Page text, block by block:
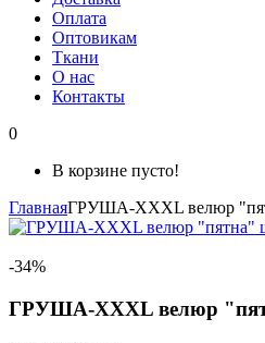
Оплата
Оптовикам
Ткани
О нас
Контакты
0
В корзине пусто!
ГлавнаяГРУША-XXXL велюр
-34%
ГРУША-XXXL велюр